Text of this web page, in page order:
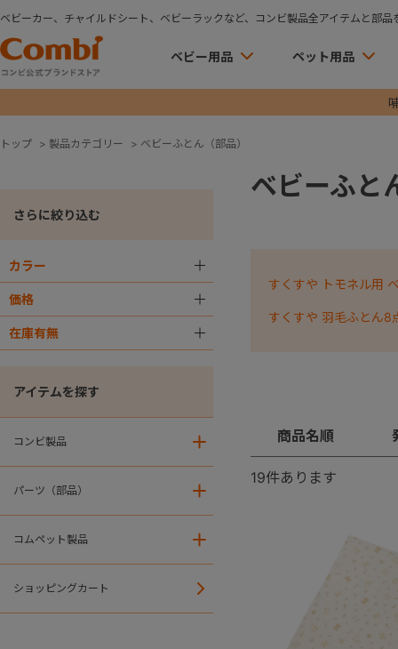
ベビーカー、チャイルドシート、ベビーラックなど、コンビ製品全アイテムと部品
ベビー用品 ペット用品
トップ > 製品カテゴリー > ベビーふとん（部品）
さらに絞り込む
カラー
価格
在庫有無
アイテムを探す
コンビ製品
パーツ（部品）
コムペット製品
ショッピングカート
ベビーふと
すくすや トモネル用
すくすや 羽毛ふとん8
商品名順
19件あります